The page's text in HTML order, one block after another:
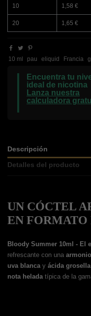
10 1,58 €
20 1,65 €
10 ml pau eliquid Francia
Encuentra tu
ideal de nicotina
Lanza nuestra
calculadora
Descripción
Detalles del producto
UN CÓCTEL
EN FORMATO
Bloody Summer 10ml - El
refrescante con una
uva blanca y ácida
nota helada típica de la